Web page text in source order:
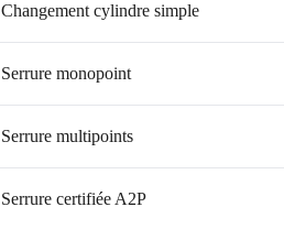
Changement cylindre simple
Serrure monopoint
Serrure multipoints
Serrure certifiée A2P